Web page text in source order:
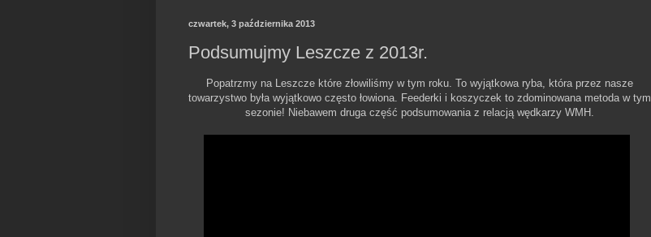
czwartek, 3 października 2013
Podsumujmy Leszcze z 2013r.
Popatrzmy na Leszcze które złowiliśmy w tym roku. To wyjątkowa ryba, która przez nasze
towarzystwo była wyjątkowo często łowiona. Feederki i koszyczek to zdominowana metoda w tym
sezonie! Niebawem druga część podsumowania z relacją wędkarzy WMH.